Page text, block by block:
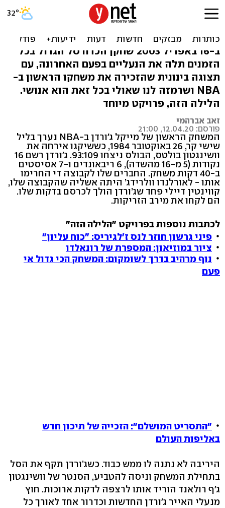
המשחק בו מייקל ג'ורדן נפרד
סופית: "הגיע הזמן"
ב-16 באפריל 2003 שחקן הכדורסל הגדול בכל
הזמנים תלה את הנעליים בפעם האחרונה, עם
תצוגה בינונית שהזכירה את משחקו הראשון ב-
NBA ושרמזה לנו שאולי בכל זאת הוא אנושי.
הלילה הזה, פרויקט מיוחד
זאב אברהמי
פורסם: 12.04.20, 21:00
המשחק הראשון של מייקל ג'ורדן ב-NBA נערך בליל
שישי קר, 26 באוקטובר 1984, כששיקגו אירחה את
וושינגטון בולטס, הבולס ניצחו 93:109. ג'ורדן רשם 16
נקודות (5 מ-16 מהשדה), 6 ריבאונדים ו-7 אסיסטים
ב-40 דקות משחק. החברים שלו לקבוצה די החרימו
אותו - לאורלנדו וולרידג’ היתה אשליה שהקבוצה שלו,
קווינטין דיילי פחד שג’ורדן הולך לכרסם בדקות שלו.
הם לקחו את מירב הזריקות.
לכתבות נוספות בפרויקט "הלילה הזה"
פיני גרשון חוזר לנס ז'לגיריס: "כוח עליון"
ציור במוזיאון: המספרת של רונאלדו
נוף מרהיב בדרך לשומקום: המשחק הכי גדול אי
פעם
"התסריט המושלם": הזכייה של תיכון חדש
באליפות העולם
היריבה לא נתנה לו ממש כבוד. כשג’ורדן תקף את הסל
בתחילת המשחק וניסה להטביע, הסנטר של וושינגטון
ג'ף רולאנד הוריד אותו לרצפה לדקות ארוכות. חוץ
מנעלי האייר ג'ורדן החדשות וכדרור אחד לאורך כל